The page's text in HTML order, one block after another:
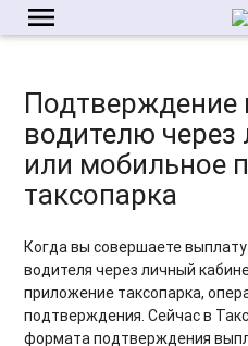
menu
Подтверждение
водителю
или мобильное
таксопарка
Когда вы совершаете
водителя через личный
приложение таксопарка,
подтверждения. Сейчас в
формата подтверждения